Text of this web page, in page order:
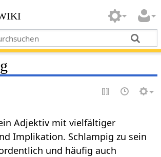
Adjektiv mit vielfältiger
Implikation. Schlampig zu sein
und häufig auch